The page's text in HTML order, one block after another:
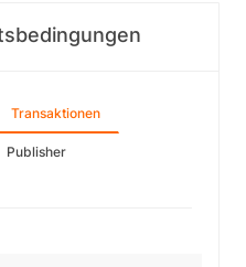
Transaktionen
Publisher